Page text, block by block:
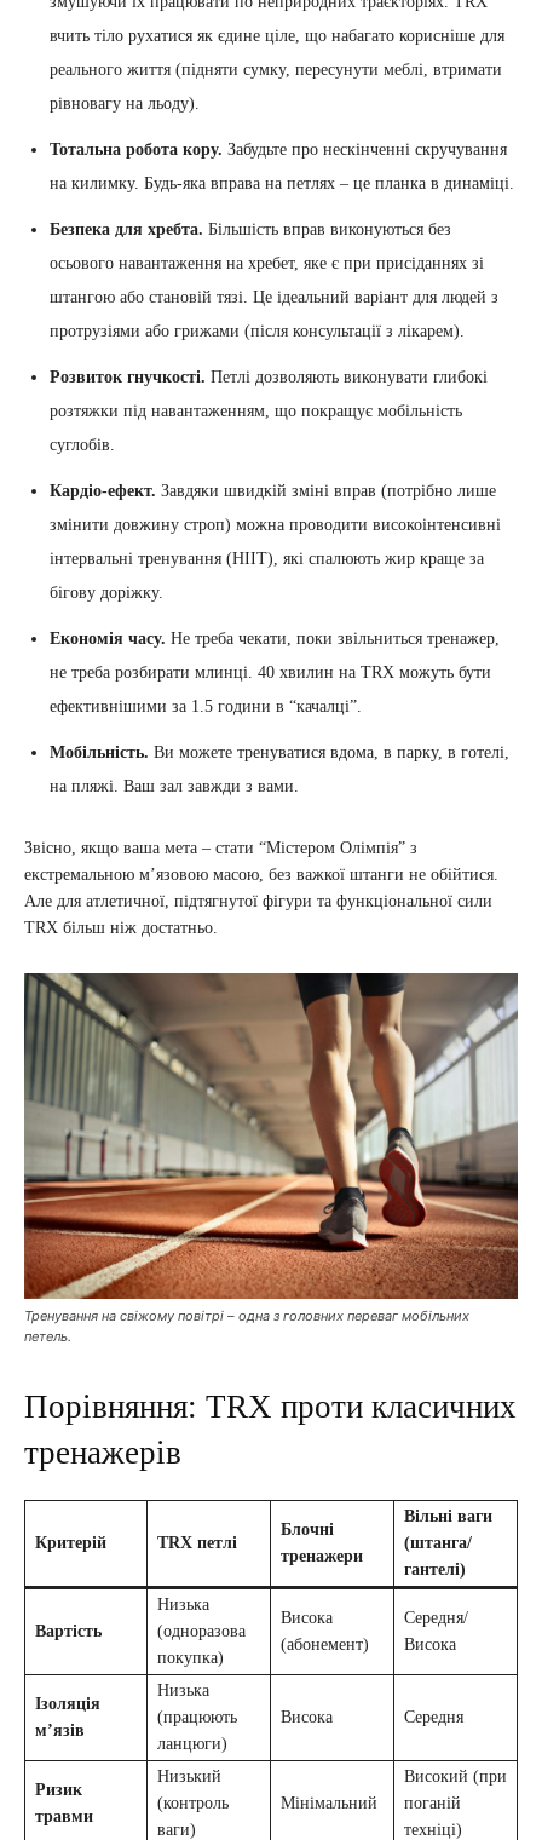
вчить тіло рухатися як єдине ціле, що набагато корисніше для
реального життя (підняти сумку, пересунути меблі, втримати
рівновагу на льоду).
Тотальна робота кору. Забудьте про нескінченні скручування
на килимку. Будь-яка вправа на петлях – це планка в динаміці.
Безпека для хребта. Більшість вправ виконуються без
осьового навантаження на хребет, яке є при присіданнях зі
штангою або становій тязі. Це ідеальний варіант для людей з
протрузіями або грижами (після консультації з лікарем).
Розвиток гнучкості. Петлі дозволяють виконувати глибокі
розтяжки під навантаженням, що покращує мобільність
суглобів.
Кардіо-ефект. Завдяки швидкій зміні вправ (потрібно лише
змінити довжину строп) можна проводити високоінтенсивні
інтервальні тренування (HIIT), які спалюють жир краще за
бігову доріжку.
Економія часу. Не треба чекати, поки звільниться тренажер,
не треба розбирати млинці. 40 хвилин на TRX можуть бути
ефективнішими за 1.5 години в “качалці”.
Мобільність. Ви можете тренуватися вдома, в парку, в готелі,
на пляжі. Ваш зал завжди з вами.
Звісно, якщо ваша мета – стати “Містером Олімпія” з
екстремальною м’язовою масою, без важкої штанги не обійтися.
Але для атлетичної, підтягнутої фігури та функціональної сили
TRX більш ніж достатньо.
Тренування на свіжому повітрі – одна з головних переваг мобільних
петель.
Порівняння: TRX проти класичних
тренажерів
Критерій TRX петлі
Блочні
тренажери
Вільні ваги
(штанга/
гантелі)
Вартість
Низька
(одноразова
покупка)
Висока
(абонемент)
Середня/
Висока
Ізоляція
м’язів
Низька
(працюють
ланцюги)
Висока Середня
Ризик
травми
Низький
(контроль
ваги)
Мінімальний
Високий (при
поганій
техніці)